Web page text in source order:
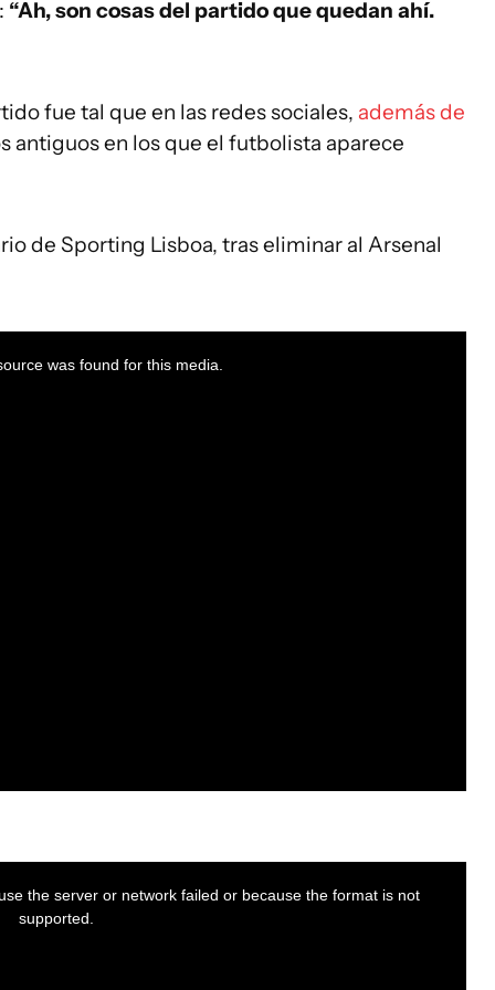
“Ah, son cosas del partido que quedan ahí.
fue tal que en las redes sociales, además de
antiguos en los que el futbolista aparece
de Sporting Lisboa, tras eliminar al Arsenal
was found for this media.
the server or network failed or because the format is not
supported.